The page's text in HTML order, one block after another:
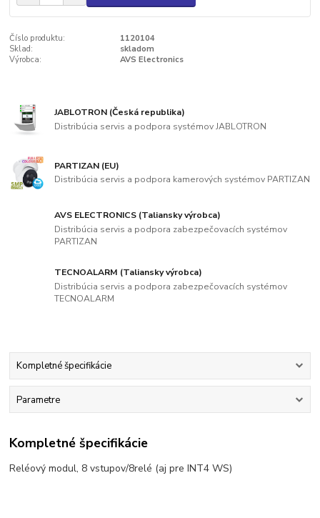
Číslo produktu:
1120104
Sklad:
skladom
Výrobca:
AVS Electronics
JABLOTRON (Česká republika)
Distribúcia servis a podpora systémov JABLOTRON
PARTIZAN (EU)
Distribúcia servis a podpora kamerových systémov PARTIZAN
AVS ELECTRONICS (Taliansky výrobca)
Distribúcia servis a podpora zabezpečovacích systémov
PARTIZAN
TECNOALARM (Taliansky výrobca)
Distribúcia servis a podpora zabezpečovacích systémov
TECNOALARM
Kompletné špecifikácie
Parametre
Kompletné špecifikácie
Reléový modul, 8 vstupov/8relé (aj pre INT4 WS)